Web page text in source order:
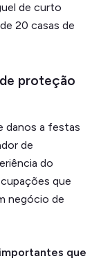
de curto
20 casas de
proteção
danos a festas
de
do
que
negócio de
que